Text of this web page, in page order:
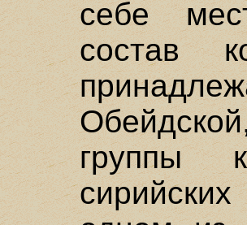
себе
состав
группы